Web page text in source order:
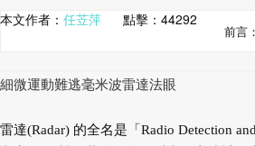
本文作者： 任苙萍 點擊： 44292
前言：
細微運動難逃毫米波雷達法眼
雷達(Radar) 的全名是「Radio Detection